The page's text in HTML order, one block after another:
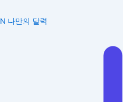
N 나만의 달력